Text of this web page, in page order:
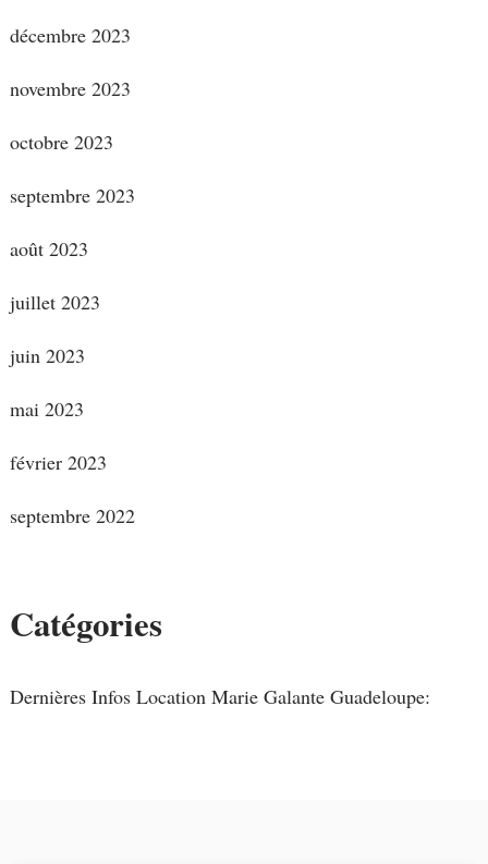
décembre 2023
novembre 2023
octobre 2023
septembre 2023
août 2023
juillet 2023
juin 2023
mai 2023
février 2023
septembre 2022
Catégories
Dernières Infos Location Marie Galante Guadeloupe: